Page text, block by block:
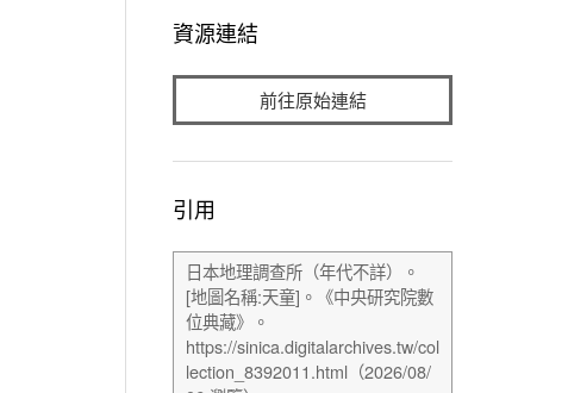
資源連結
前往原始連結
引用